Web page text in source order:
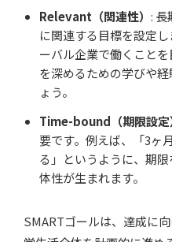
Relevant（関連性） : 長
に関連する目標を設定
ーバル企業で働くこと
を深めるための学びや
ょう。
Time-bound（期限設定
要です。例えば、「3ヶ
る」というように、期
体性が生まれます。
SMARTゴールは、達成に